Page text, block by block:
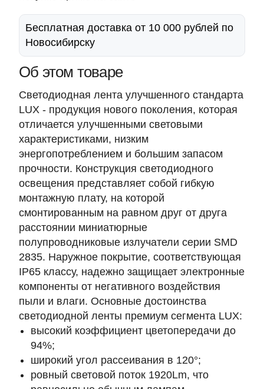
Бесплатная доставка от 10 000 рублей по
Новосибирску
Об этом товаре
Светодиодная лента улучшенного стандарта
LUX - продукция нового поколения, которая
отличается улучшенными световыми
характеристиками, низким
энергопотреблением и большим запасом
прочности. Конструкция светодиодного
освещения представляет собой гибкую
монтажную плату, на которой
смонтированным на равном друг от друга
расстоянии миниатюрные
полупроводниковые излучатели серии SMD
2835. Наружное покрытие, соответствующая
IP65 классу, надежно защищает электронные
компоненты от негативного воздействия
пыли и влаги. Основные достоинства
светодиодной ленты премиум сегмента LUX:
высокий коэффициент цветопередачи до
94%;
широкий угол рассеивания в 120°;
ровный световой поток 1920Lm, что